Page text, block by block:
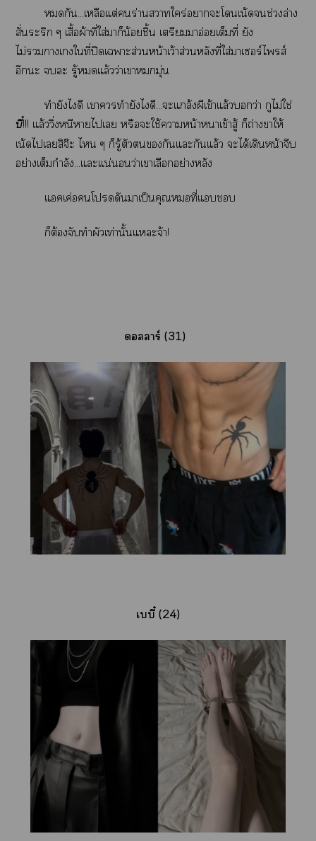
กัน...เหลือแต่ร่านาใคร่าะโเน้ดช่วงล่าง
สั่นระริก ๆ เสื้อผ้าที่ใส่มาก็น้อยชิ้น เตรียมาอ่อยเต็มที่ ยัง
ไม่าเใที่ปิดเาะส่วนหน้าเว้าส่วนหลังที่ใส่าเซอร์ไพรส์
อีกะ ะ รู้แล้วว่าเาหมกมุ่น
ทำยังไดี เาทำยังไดี...ะแกล้งผีเข้าแล้วว่า กูไม่ใช่
บี๋!!! แล้ววิ่งหนีาไเ หรือะใช้าหน้าาเข้าสู้ ก็ถ่างาให้
เน้ดไเสิจ๊ะ ไ ๆ ก็รู้ตัวกันแะกันแล้ว ะได้เดินหน้าจีบ
อย่างเต็มกำลัง...แะแน่นอนว่าเาเลือกอย่างหลัง
แคเค่อโดันาเป็นคุณที่แ
ก็ต้องจับทำผัวเท่านั้นแะจ้า!
ดอลลาร์ (31)
เบบี๋ (24)